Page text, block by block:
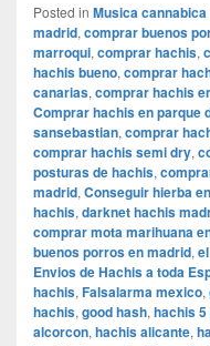
Posted in Musica cannabica
madrid, comprar buenos
marroqui, comprar hachis,
hachis bueno, comprar
canarias, comprar hachis
Comprar hachis en parque
sansebastian, comprar
comprar hachis semi dry,
posturas de hachis,
madrid, Conseguir hierba
hachis, darknet hachis
comprar mota marihuana
buenos porros en madrid,
Envios de Hachis a toda
hachis, Falsalarma mexico,
hachis, good hash, hachis
alcorcon, hachis alicante,